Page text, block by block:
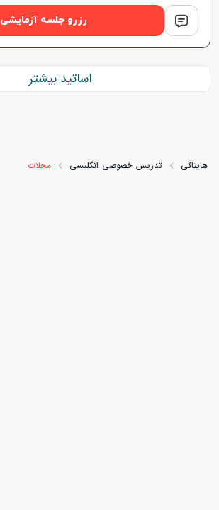
رزرو جلسه آزمایشی
اساتید بیشتر
هایتاکی تدریس خصوصی انگلیسی محلات